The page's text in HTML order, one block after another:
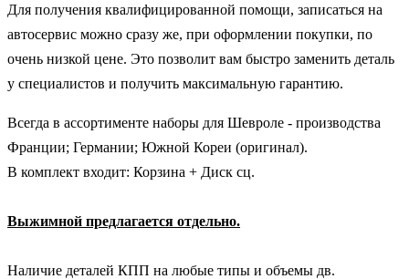
Для получения квалифицированной помощи, записаться на
автосервис можно сразу же, при оформлении покупки, по
очень низкой цене. Это позволит вам быстро заменить деталь
у специалистов и получить максимальную гарантию.
Всегда в ассортименте наборы для Шевроле - производства
Франции; Германии; Южной Кореи (оригинал).
В комплект входит: Корзина + Диск сц.
Выжимной предлагается отдельно.
Наличие деталей КПП на любые типы и объемы дв.